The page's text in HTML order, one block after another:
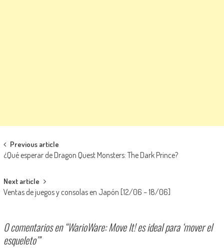
Navegación de entradas
Previous article
¿Qué esperar de Dragon Quest Monsters: The Dark Prince?
Next article
Ventas de juegos y consolas en Japón [12/06 – 18/06]
0 comentarios en “WarioWare: Move It! es ideal para ‘mover el
esqueleto’”